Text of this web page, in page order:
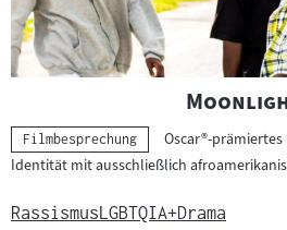
"
Kategorie:
Filmbesprechung
Oscar®-
Identität mit ausschließlich
RassismusLGBTQIA+Drama